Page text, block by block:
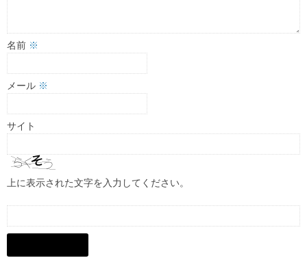
名前 ※
メール ※
サイト
上に表示された文字を入力してください。